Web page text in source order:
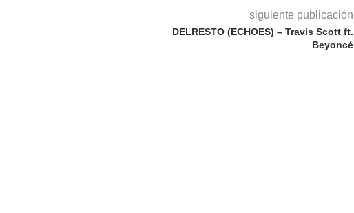
siguiente publicación
DELRESTO (ECHOES) – Travis Scott ft.
Beyoncé